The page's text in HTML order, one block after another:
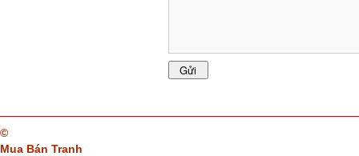
©
Mua Bán Tranh